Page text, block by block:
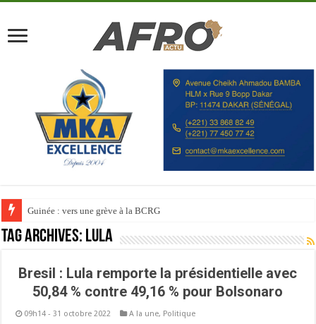
Guinée : vers une grève à la BCRG
Tag Archives: Lula
Bresil : Lula remporte la présidentielle avec
50,84 % contre 49,16 % pour Bolsonaro
09h14 - 31 octobre 2022 A la une, Politique